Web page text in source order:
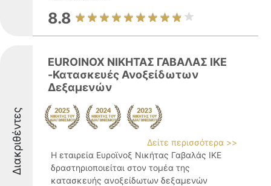
8.8
Διακριθέντες
EUROINOX ΝΙΚΗΤΑΣ ΓΑΒΑΛΑΣ ΙΚΕ
-Κατασκευές Ανοξείδωτων
Δεξαμενών
Δείτε περισσότερα >>
Η εταιρεία Ευροϊνοξ Νικήτας Γαβαλάς ΙΚΕ
δραστηριοποιείται στον τομέα της
κατασκευής ανοξείδωτων δεξαμενών